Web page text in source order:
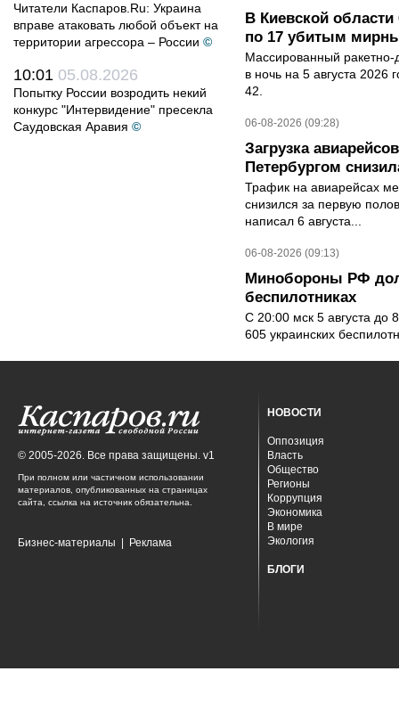
Читатели Каспаров.Ru: Украина
вправе атаковать любой объект на
территории агрессора – России ©
10:01 05.08.2026
Попытку России возродить некий
конкурс "Интервидение" пресекла
Саудовская Аравия ©
В Киевской
по 17 убитым
Массированный ракетно-
в ночь на 5 августа 2026
42.
06-08-2026 (09:28)
Загрузка
Петербургом
Трафик на авиарейсах
снизился за первую
написал 6 августа...
06-08-2026 (09:13)
Минобороны РФ
беспилотниках
С 20:00 мск 5 августа до
605 украинских
© 2005-2026. Все права защищены. v1
При полном или частичном использовании
материалов, опубликованных на страницах
сайта, ссылка на источник обязательна.
Бизнес-материалы Реклама
НОВОСТИ
Оппозиция
Власть
Общество
Регионы
Коррупция
Экономика
В мире
Экология
БЛОГИ